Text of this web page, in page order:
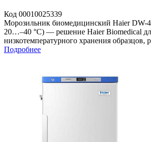
Код 00010025339
Морозильник биомедицинский Haier DW-
20…–40 °C) — решение Haier Biomedical
низкотемпературного хранения образцов,
Подробнее